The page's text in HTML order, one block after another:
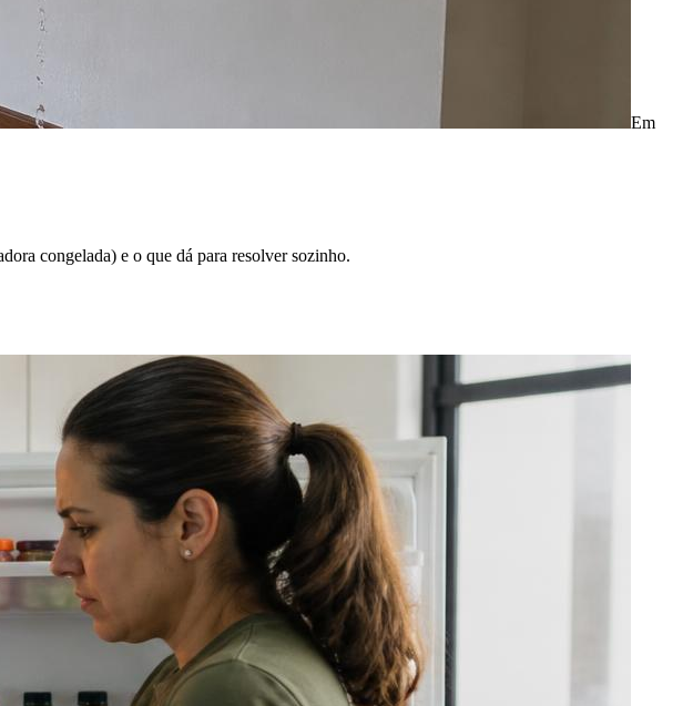
Em
congelada) e o que dá para resolver sozinho.